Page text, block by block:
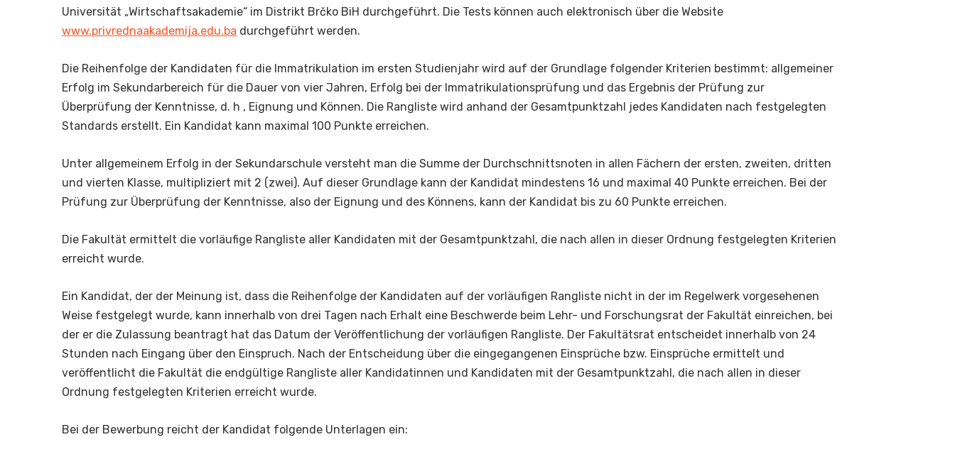
Universität „Wirtschaftsakademie“ im Distrikt Brčko BiH durchgeführt. Die Tests können auch elektronisch über die Website
www.privrednaakademija.edu.ba durchgeführt werden.
Die Reihenfolge der Kandidaten für die Immatrikulation im ersten Studienjahr wird auf der Grundlage folgender Kriterien bestimmt: allgemeiner
Erfolg im Sekundarbereich für die Dauer von vier Jahren, Erfolg bei der Immatrikulationsprüfung und das Ergebnis der Prüfung zur
Überprüfung der Kenntnisse, d. h , Eignung und Können. Die Rangliste wird anhand der Gesamtpunktzahl jedes Kandidaten nach festgelegten
Standards erstellt. Ein Kandidat kann maximal 100 Punkte erreichen.
Unter allgemeinem Erfolg in der Sekundarschule versteht man die Summe der Durchschnittsnoten in allen Fächern der ersten, zweiten, dritten
und vierten Klasse, multipliziert mit 2 (zwei). Auf dieser Grundlage kann der Kandidat mindestens 16 und maximal 40 Punkte erreichen. Bei der
Prüfung zur Überprüfung der Kenntnisse, also der Eignung und des Könnens, kann der Kandidat bis zu 60 Punkte erreichen.
Die Fakultät ermittelt die vorläufige Rangliste aller Kandidaten mit der Gesamtpunktzahl, die nach allen in dieser Ordnung festgelegten Kriterien
erreicht wurde.
Ein Kandidat, der der Meinung ist, dass die Reihenfolge der Kandidaten auf der vorläufigen Rangliste nicht in der im Regelwerk vorgesehenen
Weise festgelegt wurde, kann innerhalb von drei Tagen nach Erhalt eine Beschwerde beim Lehr- und Forschungsrat der Fakultät einreichen, bei
der er die Zulassung beantragt hat das Datum der Veröffentlichung der vorläufigen Rangliste. Der Fakultätsrat entscheidet innerhalb von 24
Stunden nach Eingang über den Einspruch. Nach der Entscheidung über die eingegangenen Einsprüche bzw. Einsprüche ermittelt und
veröffentlicht die Fakultät die endgültige Rangliste aller Kandidatinnen und Kandidaten mit der Gesamtpunktzahl, die nach allen in dieser
Ordnung festgelegten Kriterien erreicht wurde.
Bei der Bewerbung reicht der Kandidat folgende Unterlagen ein: